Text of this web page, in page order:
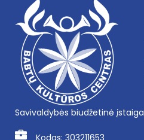
Savivaldybės biudžetinė įstaiga